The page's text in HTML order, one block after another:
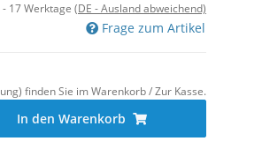
- 17 Werktage (DE - Ausland abweichend)
Frage zum Artikel
finden Sie im Warenkorb / Zur Kasse.
In den Warenkorb